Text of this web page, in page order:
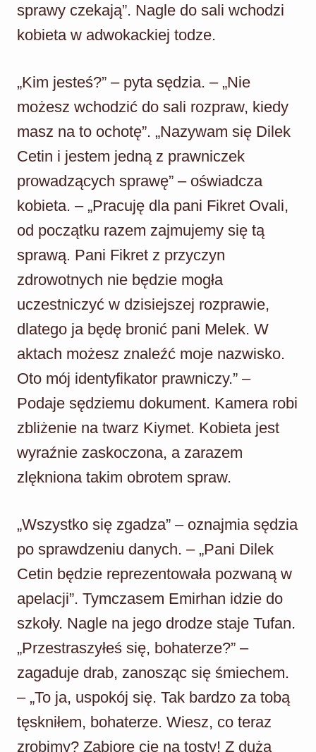
sprawy czekają”. Nagle do sali wchodzi
kobieta w adwokackiej todze.
„Kim jesteś?” – pyta sędzia. – „Nie
możesz wchodzić do sali rozpraw, kiedy
masz na to ochotę”. „Nazywam się Dilek
Cetin i jestem jedną z prawniczek
prowadzących sprawę” – oświadcza
kobieta. – „Pracuję dla pani Fikret Ovali,
od początku razem zajmujemy się tą
sprawą. Pani Fikret z przyczyn
zdrowotnych nie będzie mogła
uczestniczyć w dzisiejszej rozprawie,
dlatego ja będę bronić pani Melek. W
aktach możesz znaleźć moje nazwisko.
Oto mój identyfikator prawniczy.” –
Podaje sędziemu dokument. Kamera robi
zbliżenie na twarz Kiymet. Kobieta jest
wyraźnie zaskoczona, a zarazem
zlękniona takim obrotem spraw.
„Wszystko się zgadza” – oznajmia sędzia
po sprawdzeniu danych. – „Pani Dilek
Cetin będzie reprezentowała pozwaną w
apelacji”. Tymczasem Emirhan idzie do
szkoły. Nagle na jego drodze staje Tufan.
„Przestraszyłeś się, bohaterze?” –
zagaduje drab, zanosząc się śmiechem.
– „To ja, uspokój się. Tak bardzo za tobą
tęskniłem, bohaterze. Wiesz, co teraz
zrobimy? Zabiorę cię na tosty! Z dużą